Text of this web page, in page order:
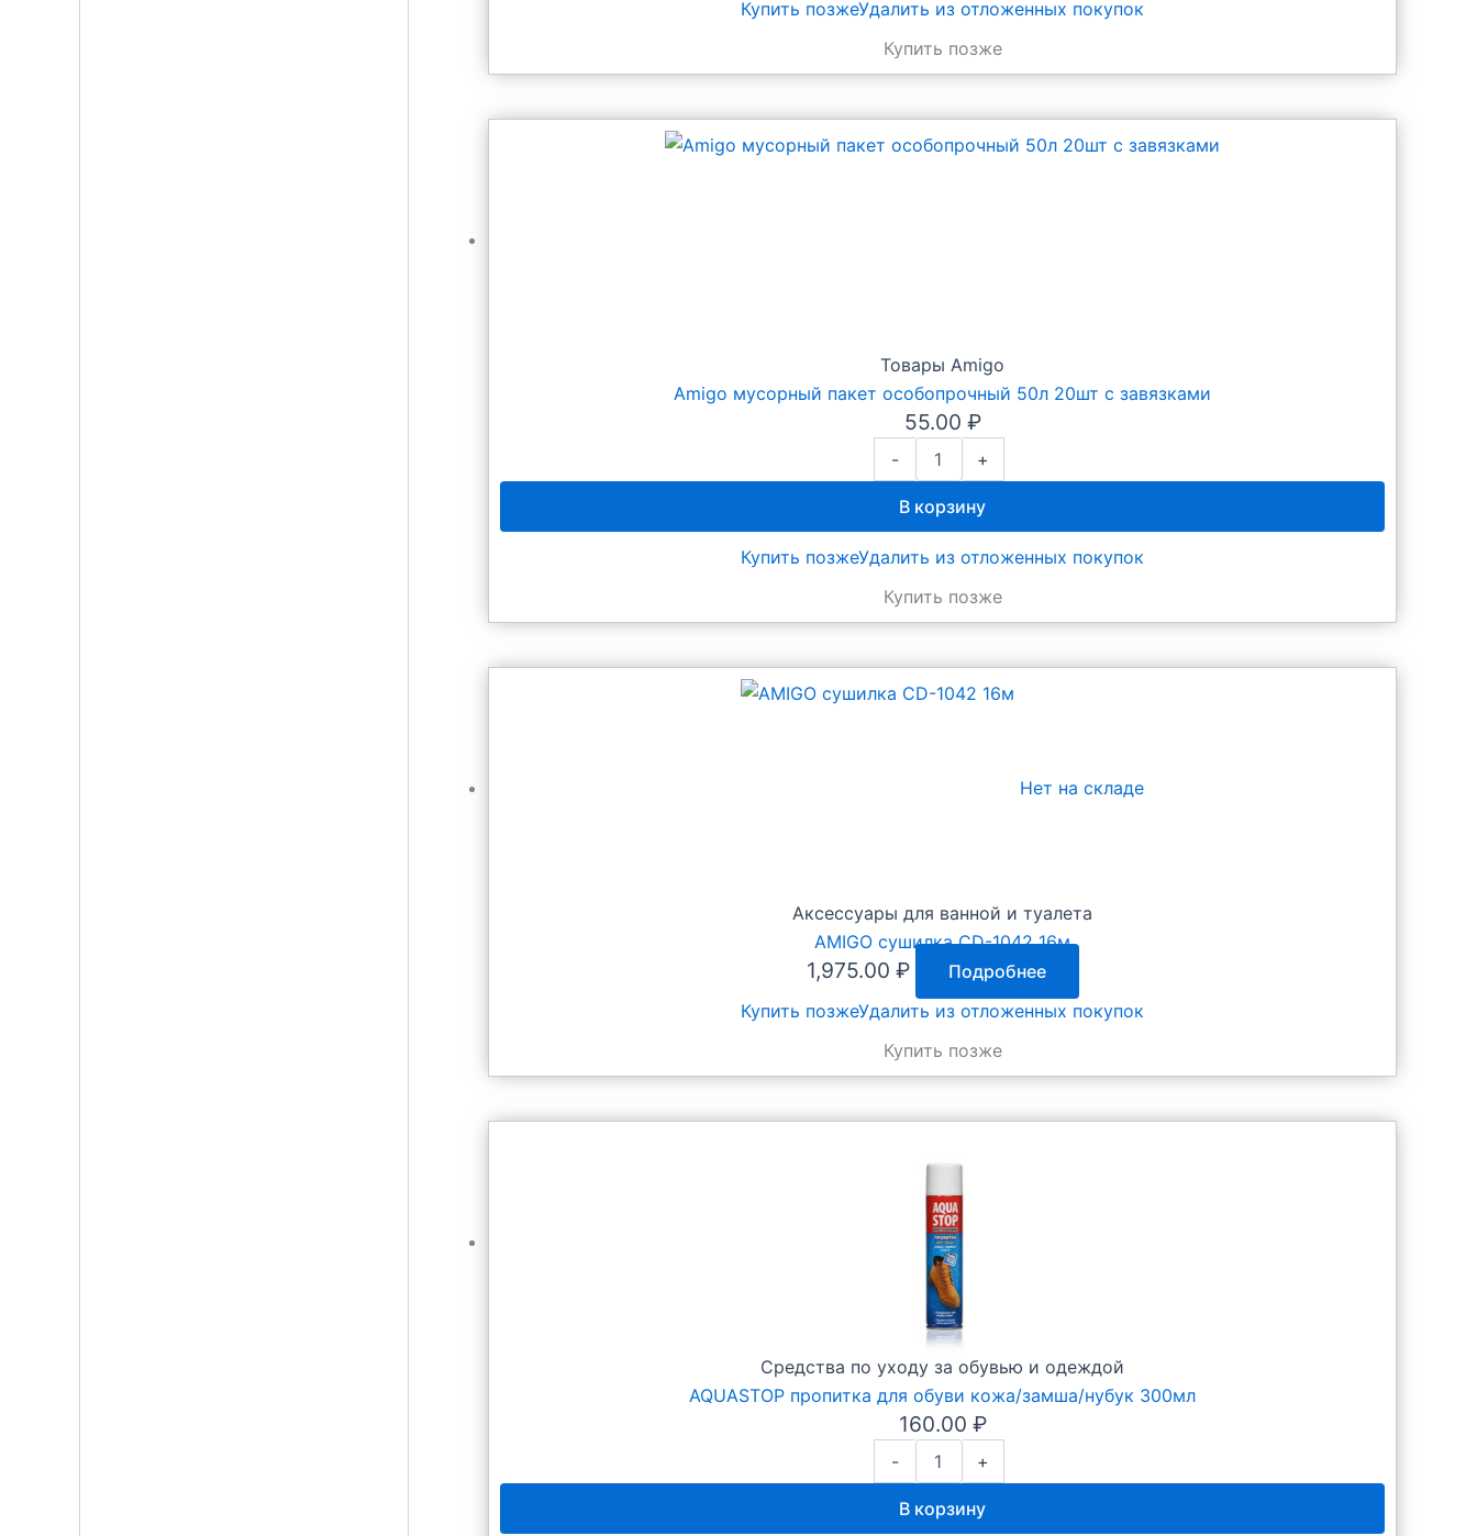
МИ
блок
освежитель
Купить позжеУдалить из отложенных покупок
Купить позже
Товары Amigo
Amigo мусорный пакет особопрочный 50л 20шт с завязками
55.00 ₽
-
Количество
мусорный
пакет
особопрочный
20шт
с
+
В корзину
Купить позжеУдалить из отложенных покупок
Купить позже
Нет на складе
Аксессуары для ванной и туалета
AMIGO сушилка CD-1042 16м
1,975.00 ₽
Подробнее
Купить позжеУдалить из отложенных покупок
Купить позже
Средства по уходу за обувью и одеждой
AQUASTOP пропитка для обуви кожа/замша/нубук 300мл
160.00 ₽
-
Количество
пропитка
+
В корзину